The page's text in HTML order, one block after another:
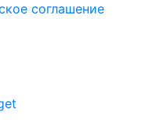
соглашение